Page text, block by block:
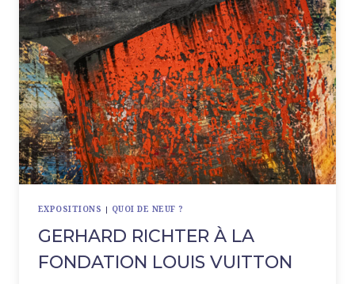
EXPOSITIONS | QUOI DE NEUF ?
GERHARD RICHTER À LA
FONDATION LOUIS VUITTON